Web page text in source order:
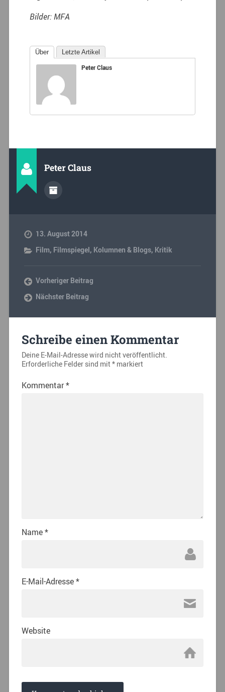
Bilder: MFA
Über Letzte Artikel
Peter Claus
Peter Claus
13. August 2014
Film, Filmspiegel, Kolumnen & Blogs, Kritik
Vorheriger Beitrag
Nächster Beitrag
Schreibe einen Kommentar
Deine E-Mail-Adresse wird nicht veröffentlicht.
Erforderliche Felder sind mit*markiert
Kommentar*
Name*
E-Mail-Adresse*
Website